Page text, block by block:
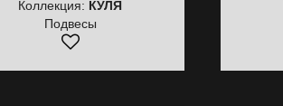
Коллекция: КУЛЯ
Подвесы